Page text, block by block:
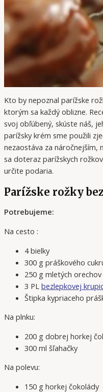
Kto by nepoznal parížske
ktorým sa každý oblizne.
svoj obľúbený, skúste náš,
parížsky krém sme použili
nezaostáva za náročnejším,
sa doteraz parížskych
určite podaria.
Parížske rožky
Potrebujeme:
Na cesto :
4 bielky
300 g práškového
250 g mletých orechov
3 PL bezlepkovej
Štipka kypriaceho
Na plnku:
200 g dobrej horkej
300 ml šľahačky
Na polevu:
150 g horkej čokolády